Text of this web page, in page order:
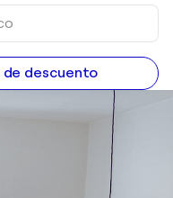
de descuento